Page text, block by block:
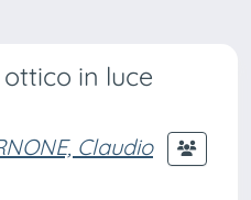
in luce
Claudio